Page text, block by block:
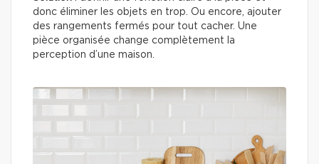
donc éliminer les objets en trop. Ou encore, ajouter
des rangements fermés pour tout cacher. Une
pièce organisée change complètement la
perception d’une maison.